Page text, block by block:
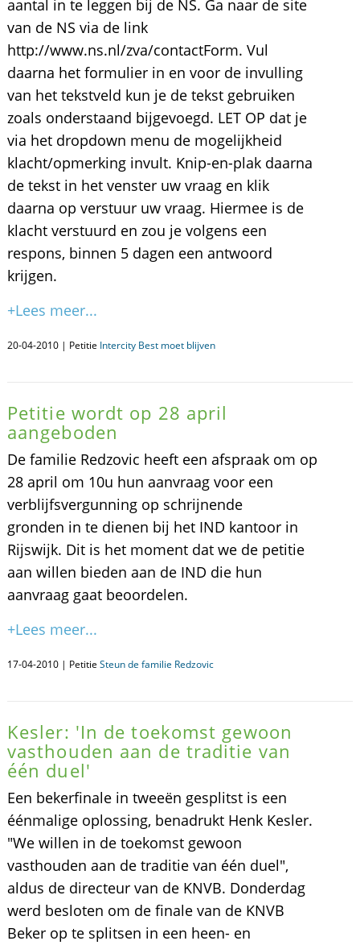
aantal in te leggen bij de NS. Ga naar de site
van de NS via de link
http://www.ns.nl/zva/contactForm. Vul
daarna het formulier in en voor de invulling
van het tekstveld kun je de tekst gebruiken
zoals onderstaand bijgevoegd. LET OP dat je
via het dropdown menu de mogelijkheid
klacht/opmerking invult. Knip-en-plak daarna
de tekst in het venster uw vraag en klik
daarna op verstuur uw vraag. Hiermee is de
klacht verstuurd en zou je volgens een
respons, binnen 5 dagen een antwoord
krijgen.
+Lees meer...
20-04-2010 | Petitie Intercity Best moet blijven
Petitie wordt op 28 april
aangeboden
De familie Redzovic heeft een afspraak om op
28 april om 10u hun aanvraag voor een
verblijfsvergunning op schrijnende
gronden in te dienen bij het IND kantoor in
Rijswijk. Dit is het moment dat we de petitie
aan willen bieden aan de IND die hun
aanvraag gaat beoordelen.
+Lees meer...
17-04-2010 | Petitie Steun de familie Redzovic
Kesler: 'In de toekomst gewoon
vasthouden aan de traditie van
één duel'
Een bekerfinale in tweeën gesplitst is een
éénmalige oplossing, benadrukt Henk Kesler.
"We willen in de toekomst gewoon
vasthouden aan de traditie van één duel",
aldus de directeur van de KNVB. Donderdag
werd besloten om de finale van de KNVB
Beker op te splitsen in een heen- en